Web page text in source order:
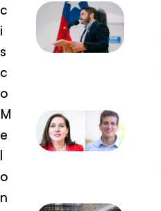
c
i
s
c
o
M
e
l
o
n